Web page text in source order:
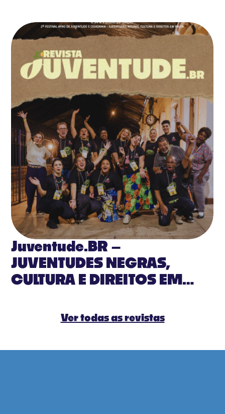
Juventude.BR –
JUVENTUDES NEGRAS,
CULTURA E DIREITOS EM
Ver todas as revistas